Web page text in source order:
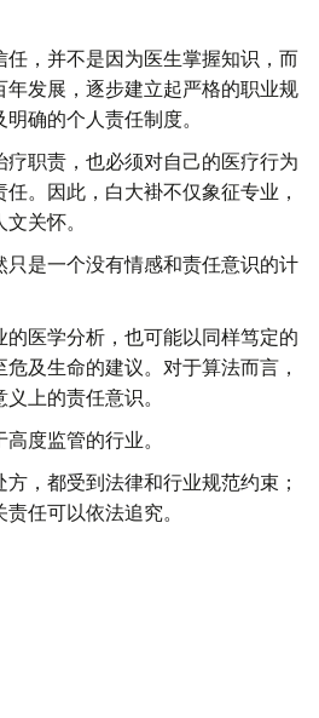
任，并不是因为医生掌握知识，而
年发展，逐步建立起严格的职业规
确的个人责任制度。
职责，也必须对自己的医疗行为
。因此，白大褂不仅象征专业，
关怀。
是一个没有情感和责任意识的计
医学分析，也可能以同样笃定的
及生命的建议。对于算法而言，
上的责任意识。
度监管的行业。
，都受到法律和行业规范约束；
任可以依法追究。